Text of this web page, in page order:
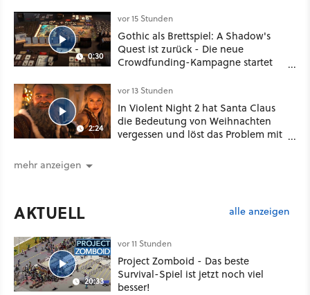
0:30
vor 15 Stunden
Gothic als Brettspiel: A Shadow's
Quest ist zurück - Die neue
Crowdfunding-Kampagne startet
2:24
vor 13 Stunden
In Violent Night 2 hat Santa Claus
die Bedeutung von Weihnachten
vergessen und löst das Problem mit
mehr anzeigen
AKTUELL alle anzeigen
20:33
vor 11 Stunden
Project Zomboid - Das beste
Survival-Spiel ist jetzt noch viel
besser!